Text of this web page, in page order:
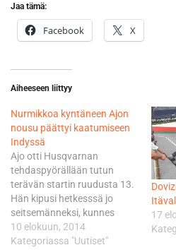
Jaa tämä:
Facebook X
Aiheeseen liittyy
Nurmikkoa kyntäneen Ajon
nousu päättyi kaatumiseen
Indyssä
Ajo otti Husqvarnan
tehdaspyörällään tutun
terävän startin ruudusta 13.
Hän kipusi hetkesssä jo
seitsemänneksi, kunnes
brittikuljettaja John McPhee
kaatui ensimmäisessä
10 elokuun, 2014
Kategoriassa "Uutiset"
17